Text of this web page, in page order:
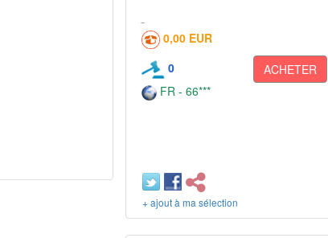
0,00 EUR
0
ACHETER
FR - 66***
+ ajout à ma sélection